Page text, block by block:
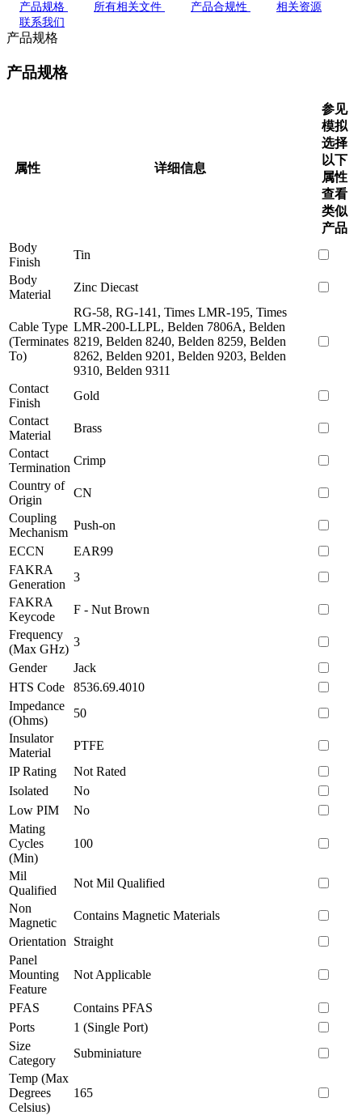
产品规格 所有相关文件 产品合规性
相关资源
联系我们
产品规格
产品规格
属性 详细信息
参见
模拟
选择
以下
属性
查看
类似
产品
Body
Finish
Tin
Body
Material
Zinc Diecast
Cable Type
(Terminates
To)
RG-58, RG-141, Times LMR-195, Times
LMR-200-LLPL, Belden 7806A, Belden
8219, Belden 8240, Belden 8259, Belden
8262, Belden 9201, Belden 9203, Belden
9310, Belden 9311
Contact
Finish
Gold
Contact
Material
Brass
Contact
Termination
Crimp
Country of
Origin
CN
Coupling
Mechanism
Push-on
ECCN
EAR99
FAKRA
Generation
3
FAKRA
Keycode
F - Nut Brown
Frequency
(Max GHz)
3
Gender
Jack
HTS Code
8536.69.4010
Impedance
(Ohms)
50
Insulator
Material
PTFE
IP Rating
Not Rated
Isolated
No
Low PIM
No
Mating
Cycles
(Min)
100
Mil
Qualified
Not Mil Qualified
Non
Magnetic
Contains Magnetic Materials
Orientation
Straight
Panel
Mounting
Feature
Not Applicable
PFAS
Contains PFAS
Ports
1 (Single Port)
Size
Category
Subminiature
Temp (Max
Degrees
Celsius)
165